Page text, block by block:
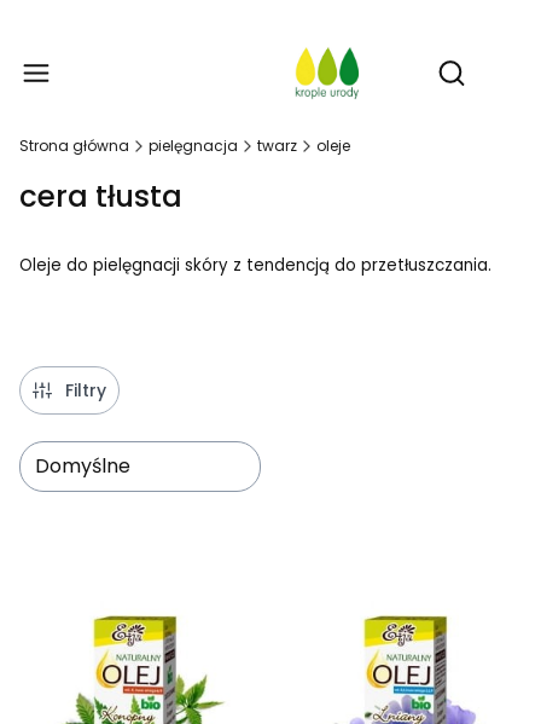
Otwórz
Strona główna pielęgnacja twarz oleje
cera tłusta
Oleje do pielęgnacji skóry z tendencją do przetłuszczania.
Filtry
Domyślne